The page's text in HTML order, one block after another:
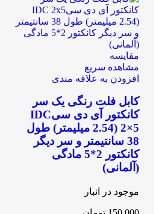
مقایسه
مشاهده سریع
افزودن به علاقه مندی
کابل فلت رنگی یک سر
کانکتور آی دی سیIDC
2×5 (2.54 میلیمتر) طول
38 سانتیمتر و سر دیگر
کانکتور 2*5 مادگی
(آلمانی)
موجود در انبار